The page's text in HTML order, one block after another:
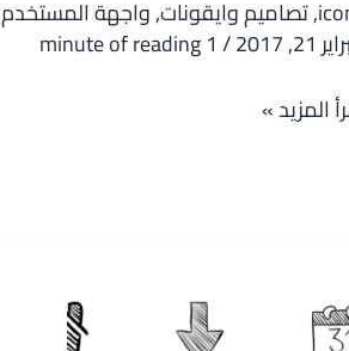
,تصاميم وايقونات,واجهة المستخدم
2017
/
1 minute of reading
المزيد »